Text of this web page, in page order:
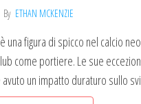
By ETHAN MCKENZIE
una figura di spicco nel calcio
come portiere. Le sue
avuto un impatto duraturo sullo